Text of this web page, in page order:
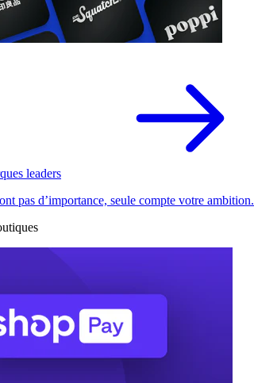
leaders
pas d’importance, seule compte votre ambition.